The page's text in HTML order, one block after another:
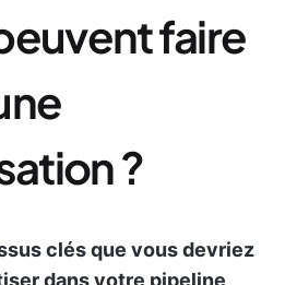
faire
?
clés que vous devriez
dans votre pipeline